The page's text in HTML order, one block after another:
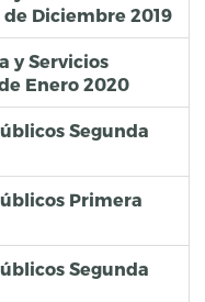
Diciembre 2019
y Servicios
Enero 2020
Segunda
Primera
Segunda